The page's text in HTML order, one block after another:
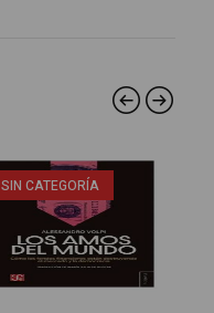
SIN CATEGORÍA